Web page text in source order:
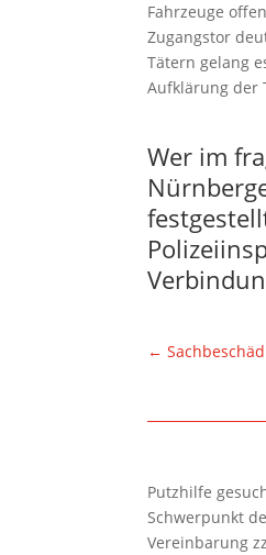
Fahrzeuge
Zugangstor
Tätern gelang
Aufklärung der
Wer im
←
Putzhilfe
Schwerpunkt
Vereinbarung